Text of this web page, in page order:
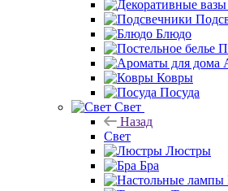
Блюдо
Ковры
Посуда
Свет
Назад
Свет
Люстры
Бра